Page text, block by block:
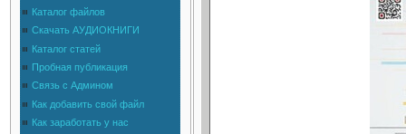
Каталог файлов
Скачать АУДИОКНИГИ
Каталог статей
Пробная публикация
Связь с Админом
Как добавить свой файл
Как заработать у нас